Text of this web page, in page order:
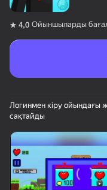
4,0 Ойыншыларды
Логинмен кіру ойындағы
сақтайды